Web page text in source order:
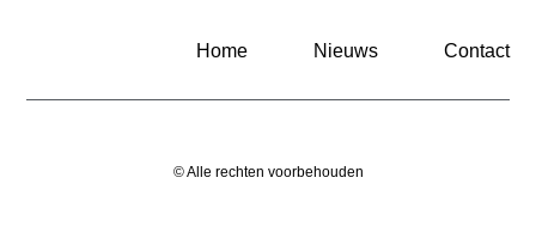
Home Nieuws Contact
© Alle rechten voorbehouden